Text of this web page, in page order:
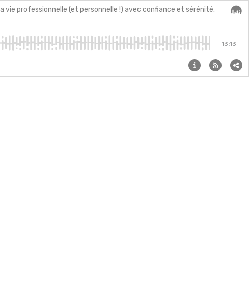
vie professionnelle (et personnelle !) avec confiance et sérénité.
13:13